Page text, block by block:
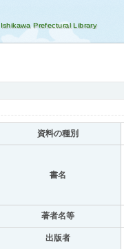
資料の種別
書名
著者名等
出版者